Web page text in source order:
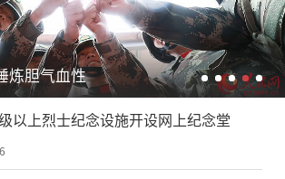
炼胆气血性
以上烈士纪念设施开设网上纪念堂